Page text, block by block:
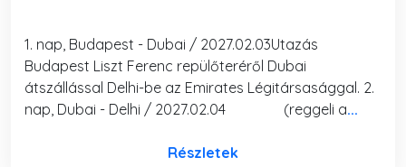
1. nap, Budapest - Dubai / 2027.02.03Utazás
Budapest Liszt Ferenc repülőteréről Dubai
átszállással Delhi-be az Emirates Légitársasággal. 2.
nap, Dubai - Delhi / 2027.02.04 (reggeli a...
Részletek